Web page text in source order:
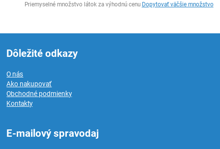
Priemyselné množstvo látok za výhodnú cenu Dopytovať väčšie množstvo
Dôležité odkazy
O nás
Ako nakupovať
Obchodné podmienky
Kontakty
E-mailový spravodaj